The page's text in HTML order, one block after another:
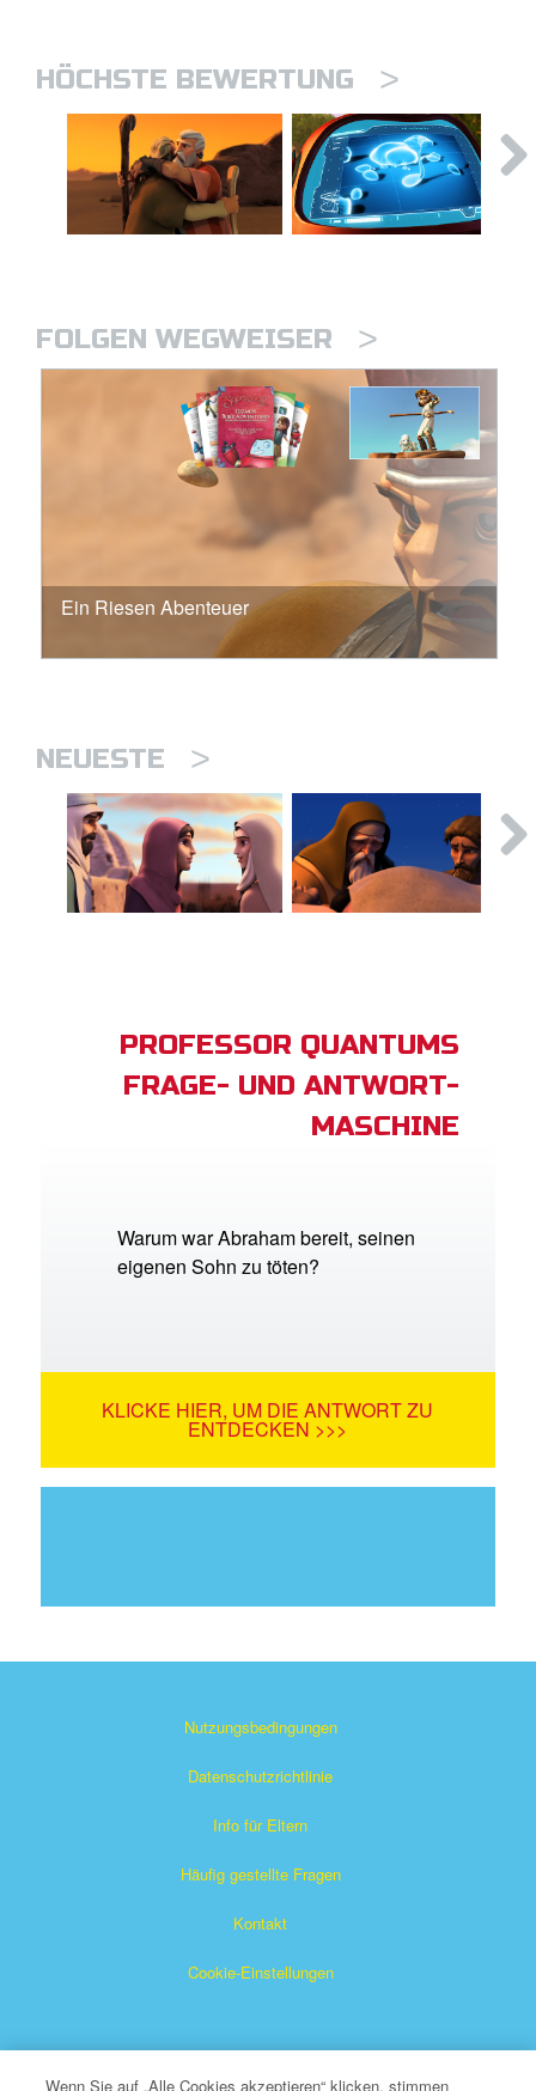
HÖCHSTE BEWERTUNG >
FOLGEN WEGWEISER >
Ein Riesen Abenteuer
NEUESTE >
PROFESSOR QUANTUMS
FRAGE- UND ANTWORT-
MASCHINE
Warum war Abraham bereit, seinen
eigenen Sohn zu töten?
KLICKE HIER, UM DIE ANTWORT ZU
ENTDECKEN >>>
Nutzungsbedingungen
Datenschutzrichtlinie
Info für Eltern
Häufig gestellte Fragen
Kontakt
Cookie-Einstellungen
Wenn Sie auf „Alle Cookies akzeptieren“ klicken, stimmen